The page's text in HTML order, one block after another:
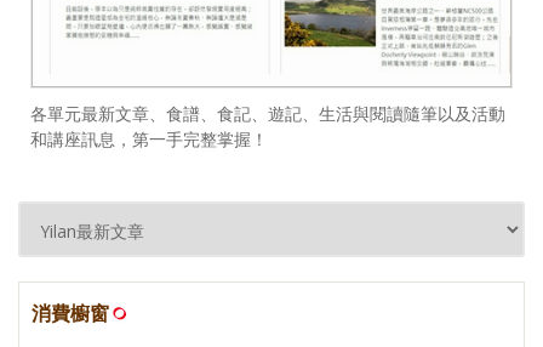
各單元最新文章、食譜、食記、遊記、生活與閱讀隨筆以及活動
和講座訊息，第一手完整掌握！
消費櫥窗